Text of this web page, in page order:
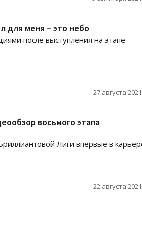
для меня – это небо
после выступления на этапе
27 августа
восьмого этапа
Лиги впервые в
22 августа